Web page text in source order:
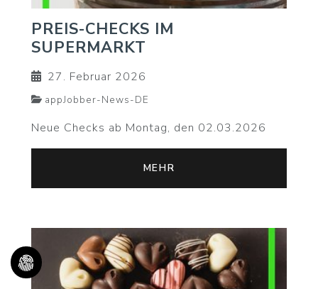
PREIS-CHECKS IM
SUPERMARKT
27. Februar 2026
appJobber-News-DE
Neue Checks ab Montag, den 02.03.2026
MEHR